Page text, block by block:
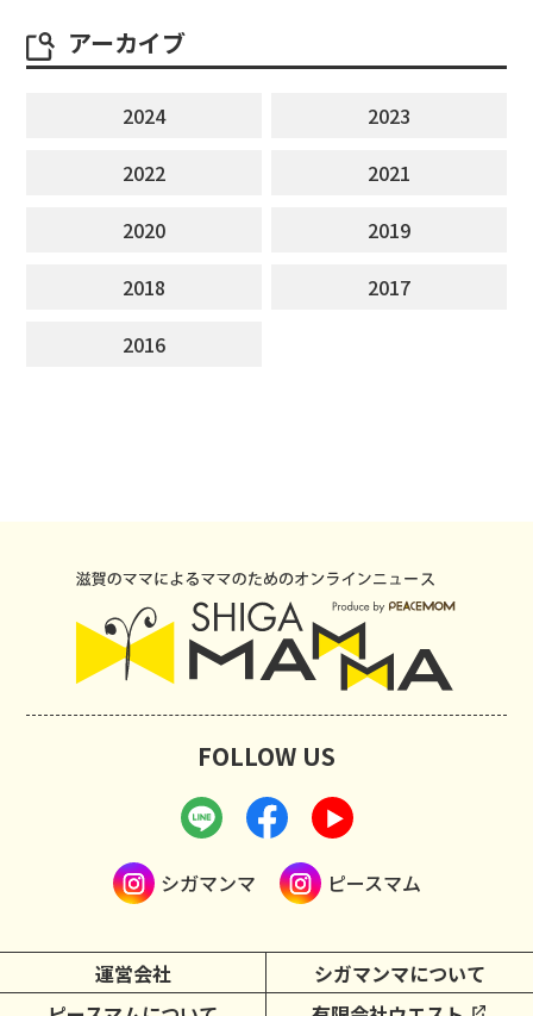
アーカイブ
2024
2023
2022
2021
2020
2019
2018
2017
2016
運営会社
シガマンマについて
FOLLOW US
シガマンマ ピースマム